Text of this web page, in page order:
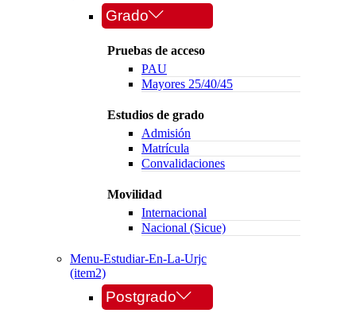
Grado
Pruebas de acceso
PAU
Mayores 25/40/45
Estudios de grado
Admisión
Matrícula
Convalidaciones
Movilidad
Internacional
Nacional (Sicue)
Menu-Estudiar-En-La-Urjc
(item2)
Postgrado